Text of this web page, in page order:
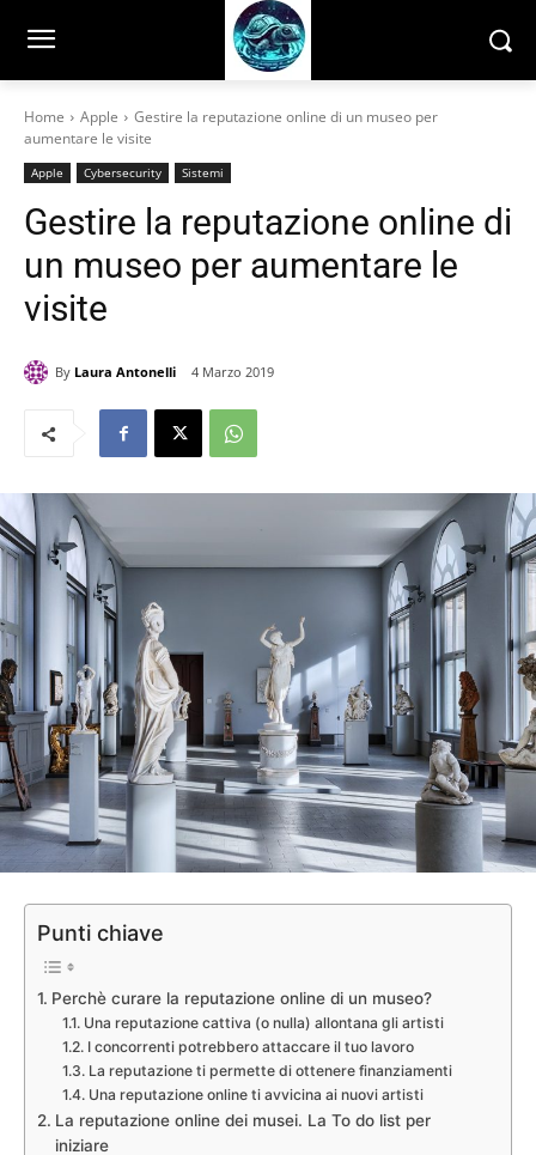
Home Apple
Gestire la reputazione online di un museo per
aumentare le visite
Apple Cybersecurity Sistemi
Gestire la reputazione online di
un museo per aumentare le
visite
By Laura Antonelli 4 Marzo 2019
Punti chiave
Perchè curare la reputazione online di un museo?
Una reputazione cattiva (o nulla) allontana gli artisti
I concorrenti potrebbero attaccare il tuo lavoro
La reputazione ti permette di ottenere finanziamenti
Una reputazione online ti avvicina ai nuovi artisti
La reputazione online dei musei. La To do list per
iniziare